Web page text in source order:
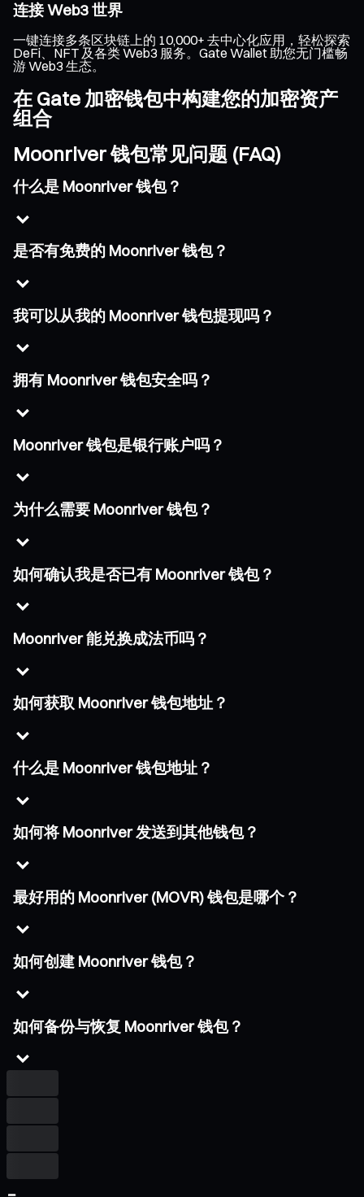
连接 Web3 世界
一键连接多条区块链上的 10,000+ 去中心化应用，轻松探索
DeFi、NFT 及各类 Web3 服务。Gate Wallet 助您无门槛畅
游 Web3 生态。
在 Gate 加密钱包中构建您的加密资产
组合
Moonriver 钱包常见问题 (FAQ)
什么是 Moonriver 钱包？
是否有免费的 Moonriver 钱包？
我可以从我的 Moonriver 钱包提现吗？
拥有 Moonriver 钱包安全吗？
Moonriver 钱包是银行账户吗？
为什么需要 Moonriver 钱包？
如何确认我是否已有 Moonriver 钱包？
Moonriver 能兑换成法币吗？
如何获取 Moonriver 钱包地址？
什么是 Moonriver 钱包地址？
如何将 Moonriver 发送到其他钱包？
最好用的 Moonriver (MOVR) 钱包是哪个？
如何创建 Moonriver 钱包？
如何备份与恢复 Moonriver 钱包？